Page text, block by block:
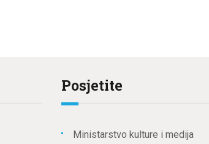
Posjetite
Ministarstvo kulture i medija